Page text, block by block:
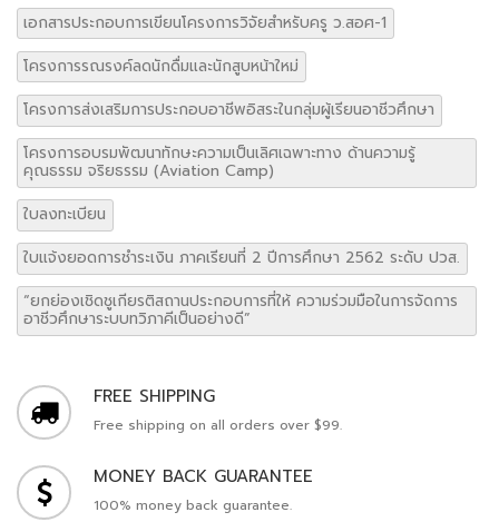
เอกสารประกอบการเขียนโครงการวิจัยสำหรับครู ว.สอศ-1
โครงการรณรงค์ลดนักดื่มและนักสูบหน้าใหม่
โครงการส่งเสริมการประกอบอาชีพอิสระในกลุ่มผู้เรียนอาชีวศึกษา
โครงการอบรมพัฒนาทักษะความเป็นเลิศเฉพาะทาง ด้านความรู้
คุณธรรม จริยธรรม (Aviation Camp)
ใบลงทะเบียน
ใบแจ้งยอดการชำระเงิน ภาคเรียนที่ 2 ปีการศึกษา 2562 ระดับ ปวส.
“ยกย่องเชิดชูเกียรติสถานประกอบการที่ให้ ความร่วมมือในการจัดการ
อาชีวศึกษาระบบทวิภาคีเป็นอย่างดี”
FREE SHIPPING
Free shipping on all orders over $99.
MONEY BACK GUARANTEE
100% money back guarantee.